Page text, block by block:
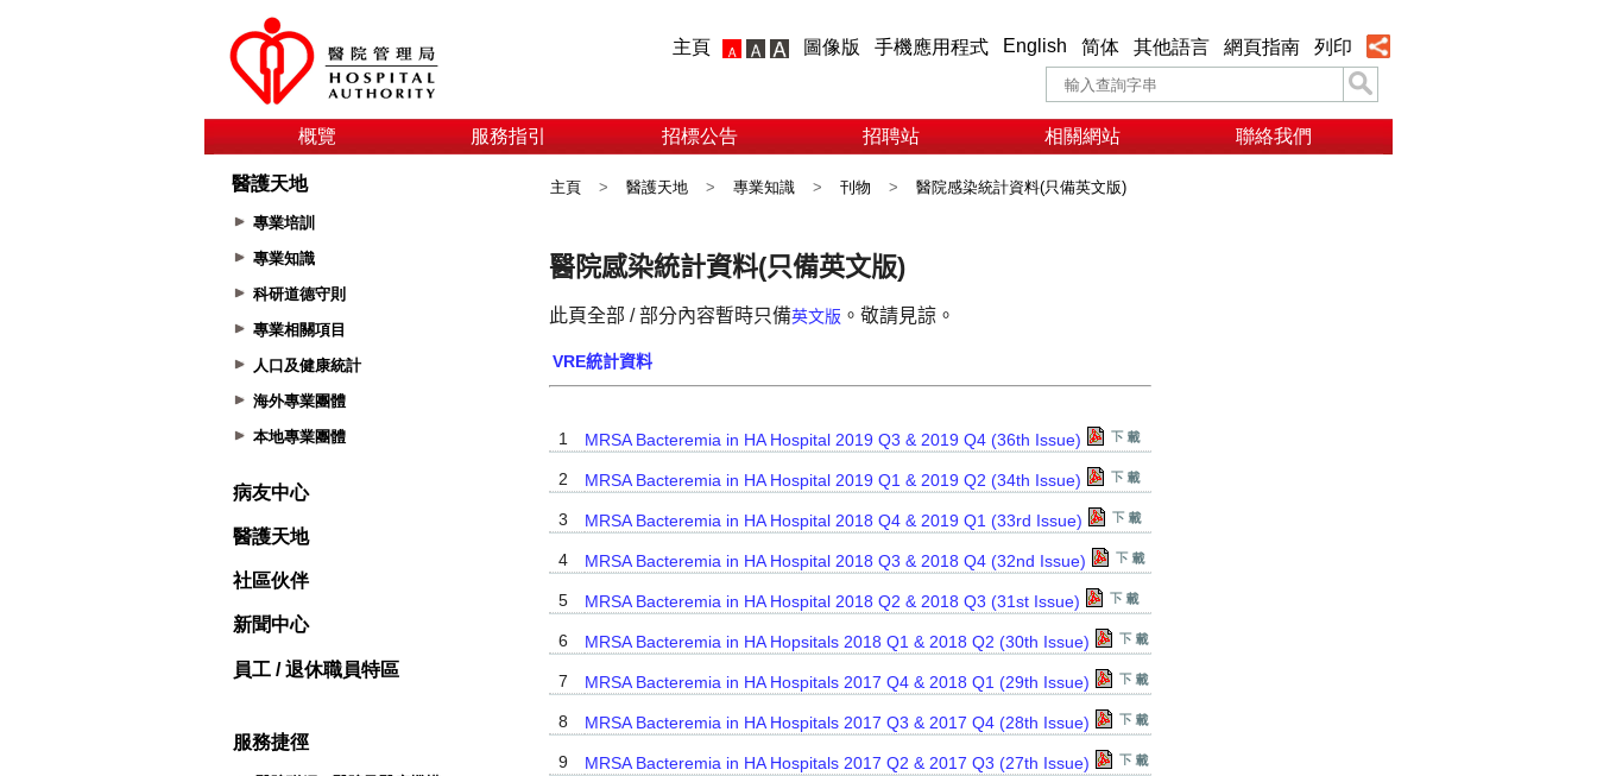
主頁 圖像版 手機應用程式 English 简体 其他語言 網頁指南 列印
概覽 服務指引 招標公告 招聘站 相關網站 聯絡我們
醫護天地
專業培訓
專業知識
科研道德守則
專業相關項目
人口及健康統計
海外專業團體
本地專業團體
病友中心
醫護天地
社區伙伴
新聞中心
員工 / 退休職員特區
服務捷徑
主頁 > 醫護天地 > 專業知識 > 刊物 > 醫院感染統計資料(只備英文版)